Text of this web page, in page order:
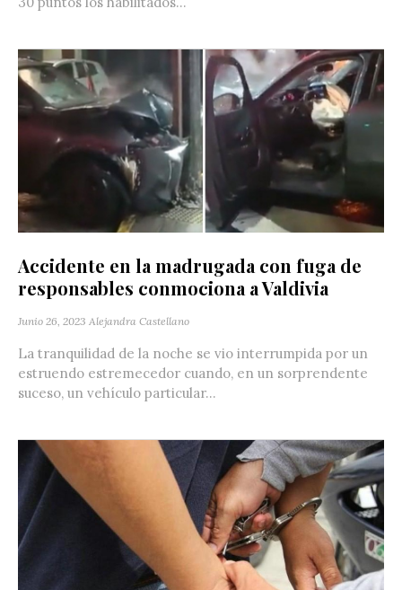
Accidente en la madrugada con fuga de
responsables conmociona a Valdivia
Junio 26, 2023 Alejandra Castellano
La tranquilidad de la noche se vio interrumpida por un
estruendo estremecedor cuando, en un sorprendente
suceso, un vehículo particular...